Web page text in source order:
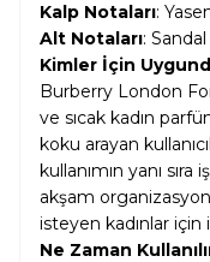
Kalp Notaları:
Alt Notaları:
Kimler İçin
Burberry London
ve sıcak kadın
koku arayan
kullanımın yanı
akşam
isteyen kadınlar
Ne Zaman